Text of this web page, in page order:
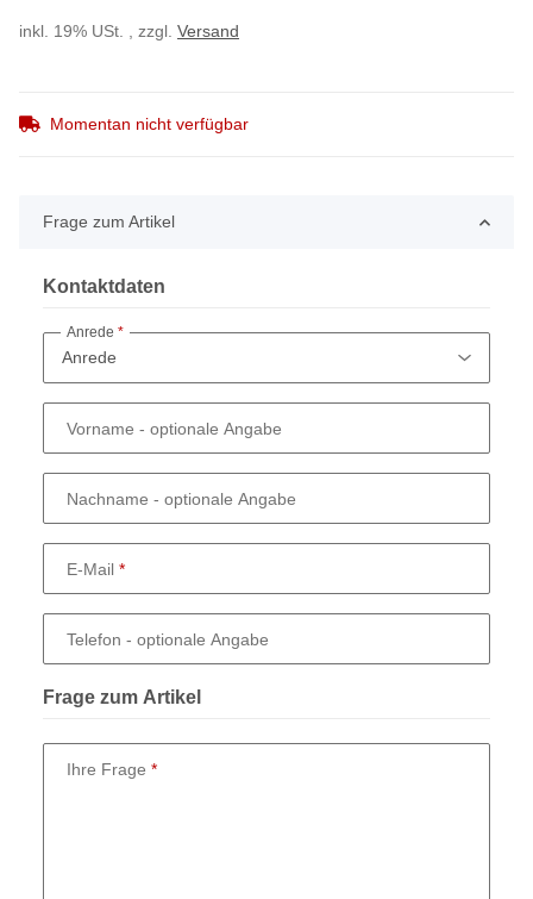
inkl. 19% USt. , zzgl. Versand
Momentan nicht verfügbar
Frage zum Artikel
Kontaktdaten
Anrede
Vorname - optionale Angabe
Nachname - optionale Angabe
E-Mail
Telefon - optionale Angabe
Frage zum Artikel
Ihre Frage